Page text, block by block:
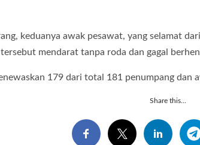
keduanya awak pesawat, yang selamat
mendarat tanpa roda dan gagal
179 dari total 181 penumpang dan
Share this...